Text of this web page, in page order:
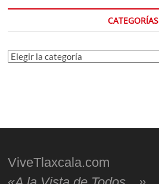
CATEGORÍAS
Categorías
ViveTlaxcala.com